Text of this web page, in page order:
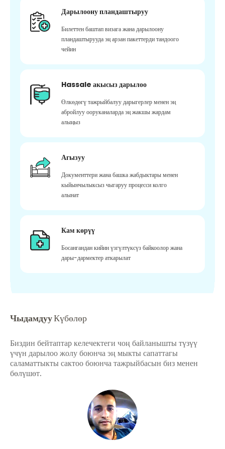
Дарылоону пландаштыруу
Билеттен баштап визага жана дарылоону
пландаштырууда эң арзан пакеттерди тандоого
чейин
Hassale акысыз дарылоо
Өлкөдөгү тажрыйбалуу дарыгерлер менен эң
абройлуу ооруканаларда эң жакшы жардам
алыңыз
Агызуу
Документтери жана башка жабдыктары менен
кыйынчылыксыз чыгаруу процесси колго
алынат
Кам көрүү
Босангандан кийин үзгүлтүксүз байкоолор жана
дары-дармектер аткарылат
ЧыдамдууКүбөлөр
Биздин бейтаптар келечектеги чоң байланышты түзүү
үчүн дарылоо жолу боюнча эң мыкты сапаттагы
саламаттыкты сактоо боюнча тажрыйбасын биз менен
бөлүшөт.